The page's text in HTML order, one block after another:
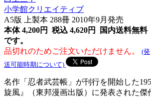
小学館クリエイティブ
A5版 上製本 288冊 2010年9月発売
本体 4,200円 税込 4,620円
国内送料無料
です。
品切れのためご注文いただけません。
(発
送可能時期について)
名作「忍者武芸帳」が刊行を開始した
旋風』（東邦漫画出版）に発表された傑